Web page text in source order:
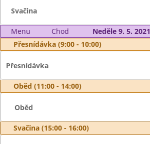
Svačina
Menu Chod
Neděle 9. 5. 2021
Přesnídávka (9:00 - 10:00)
Přesnídávka
Oběd (11:00 - 14:00)
Oběd
Svačina (15:00 - 16:00)